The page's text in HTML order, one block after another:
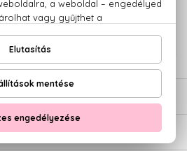
Hívd ügyfélszolgálatunkat:+36 20
LEÍRÁS